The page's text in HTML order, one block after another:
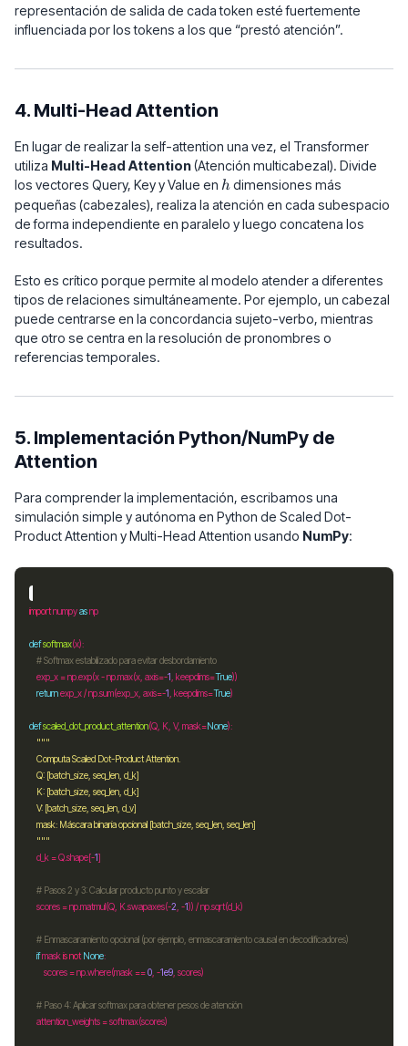
representación de salida de cada token esté fuertemente
influenciada por los tokens a los que “prestó atención”.
4. Multi-Head Attention
En lugar de realizar la self-attention una vez, el Transformer
utiliza Multi-Head Attention(Atención multicabezal). Divide
los vectores Query, Key y Value en h
hdimensiones más
pequeñas (cabezales), realiza la atención en cada subespacio
de forma independiente en paralelo y luego concatena los
resultados.
Esto es crítico porque permite al modelo atender a diferentes
tipos de relaciones simultáneamente. Por ejemplo, un cabezal
puede centrarse en la concordancia sujeto-verbo, mientras
que otro se centra en la resolución de pronombres o
referencias temporales.
5. Implementación Python/NumPy de
Attention
Para comprender la implementación, escribamos una
simulación simple y autónoma en Python de Scaled Dot-
Product Attention y Multi-Head Attention usando NumPy:
import numpy as
defsoftmax
# Softmax estabilizado para evitar desbordamiento
    exp_x
= npexp(x - npmax(x, axis=-1 , keepdims=True
return exp_x / npsum(exp_x, axis=-1 , keepdims=True
defscaled_dot_product_attention(Q, K, V, mask=None
    """
    d_k
= Qshape[-1
# Pasos 2 y 3: Calcular producto punto y escalar
    scores
= npmatmul(Q, Kswapaxes(-2 -1)) / np
# Enmascaramiento opcional (por ejemplo, enmascaramiento causal en decodificadores)
if mask isnot None
        scores
= npwhere(mask ==0 -1e9
# Paso 4: Aplicar softmax para obtener pesos de atención
    attention_weights
=